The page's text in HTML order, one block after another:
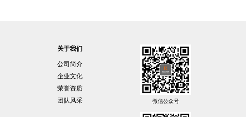
关于我们
公司简介
企业文化
荣誉资质
团队风采
微信公众号